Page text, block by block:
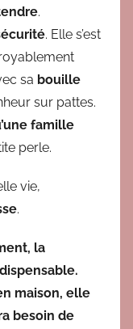
.
. Elle s’est
sa bouille
sur pattes.
famille
perle.
vie,
.
la
maison, elle
besoin de